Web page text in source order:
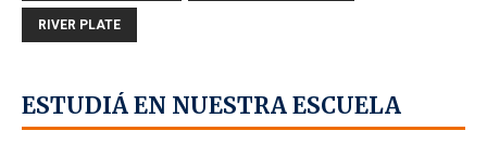
RIVER PLATE
ESTUDIÁ EN NUESTRA ESCUELA